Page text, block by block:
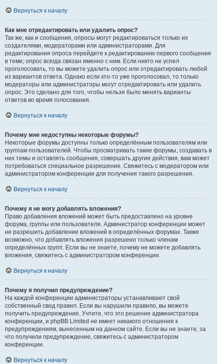
Вернуться к началу
Как мне отредактировать или удалить опрос?
Так же, как и сообщения, опросы могут редактироваться только их
создателями, модераторами или администраторами. Для
редактирования опроса перейдите к редактированию первого сообщения
в теме; опрос всегда связан именно с ним. Если никто не успел
проголосовать, то вы можете удалить опрос или отредактировать любой
из вариантов ответа. Однако если кто-то уже проголосовал, то только
модераторы или администраторы могут отредактировать или удалить
опрос. Это сделано для того, чтобы нельзя было менять варианты
ответов во время голосования.
Вернуться к началу
Почему мне недоступны некоторые форумы?
Некоторые форумы доступны только определённым пользователям или
группам пользователей. Чтобы просматривать такие форумы, создавать в
них темы и оставлять сообщения, совершать другие действия, вам может
потребоваться специальное разрешение. Свяжитесь с модератором или
администратором конференции для получения такого разрешения.
Вернуться к началу
Почему я не могу добавлять вложения?
Право добавления вложений может быть предоставлено на уровне
форума, группы или пользователя. Администратор конференции может
не разрешить добавление вложений в определённых форумах. Также
возможно, что добавлять вложения разрешено только членам
определённых групп. Если вы не знаете, почему не можете добавлять
вложения, свяжитесь с администратором конференции.
Вернуться к началу
Почему я получил предупреждение?
На каждой конференции администраторы устанавливают свой
собственный свод правил. Если вы нарушили правило, вы можете
получить предупреждение. Учтите, что это решение администратора
конференции, и phpBB Limited не имеет никакого отношения к
предупреждениям, вынесенным на данном сайте. Если вы не знаете, за
что получили предупреждение, свяжитесь с администратором
конференции.
Вернуться к началу